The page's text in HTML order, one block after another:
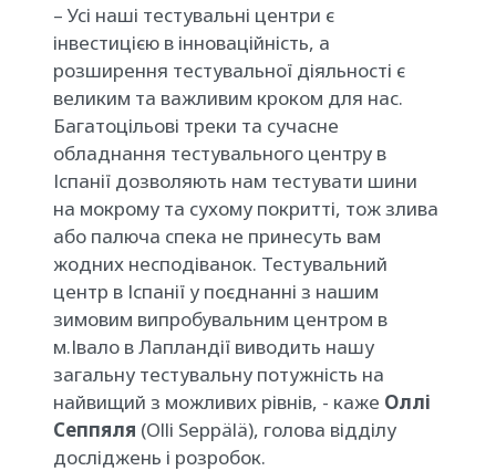
– Усі наші тестувальні центри є
інвестицією в інноваційність, а
розширення тестувальної діяльності є
великим та важливим кроком для нас.
Багатоцільові треки та сучасне
обладнання тестувального центру в
Іспанії дозволяють нам тестувати шини
на мокрому та сухому покритті, тож злива
або палюча спека не принесуть вам
жодних несподіванок. Тестувальний
центр в Іспанії у поєднанні з нашим
зимовим випробувальним центром в
м.Івало в Лапландії виводить нашу
загальну тестувальну потужність на
найвищий з можливих рівнів, - каже Оллі
Сеппяля (Olli Seppälä), голова відділу
досліджень і розробок.